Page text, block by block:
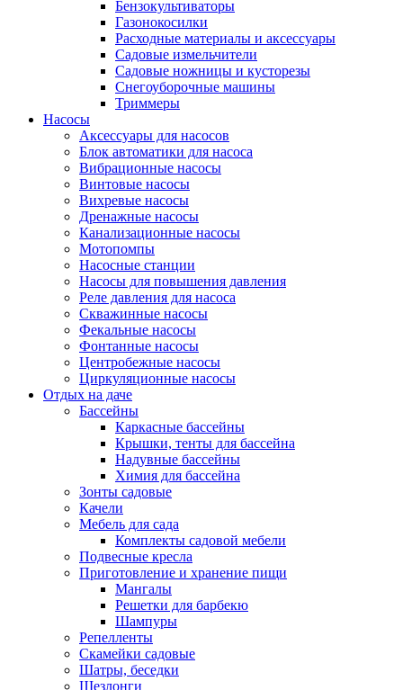
Бензокультиваторы
Газонокосилки
Расходные материалы и аксессуары
Садовые измельчители
Садовые ножницы и кусторезы
Снегоуборочные машины
Триммеры
Насосы
Аксессуары для насосов
Блок автоматики для насоса
Вибрационные насосы
Винтовые насосы
Вихревые насосы
Дренажные насосы
Канализационные насосы
Мотопомпы
Насосные станции
Насосы для повышения давления
Реле давления для насоса
Скважинные насосы
Фекальные насосы
Фонтанные насосы
Центробежные насосы
Циркуляционные насосы
Отдых на даче
Бассейны
Каркасные бассейны
Крышки, тенты для бассейна
Надувные бассейны
Химия для бассейна
Зонты садовые
Качели
Мебель для сада
Комплекты садовой мебели
Подвесные кресла
Приготовление и хранение пищи
Мангалы
Решетки для барбекю
Шампуры
Репелленты
Скамейки садовые
Шатры, беседки
Шезлонги